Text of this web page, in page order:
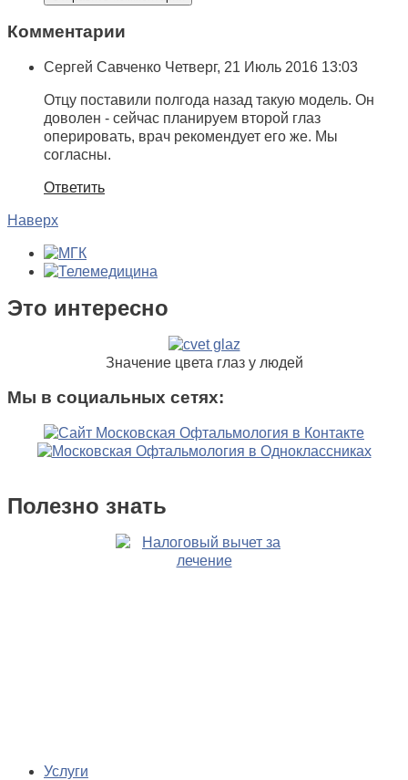
Комментарии
Сергей Савченко Четверг, 21 Июль 2016 13:03
Отцу поставили полгода назад такую модель. Он
доволен - сейчас планируем второй глаз
оперировать, врач рекомендует его же. Мы
согласны.
Ответить
Наверх
Это интересно
Значение цвета глаз у людей
Мы в социальных сетях:
Полезно знать
Услуги